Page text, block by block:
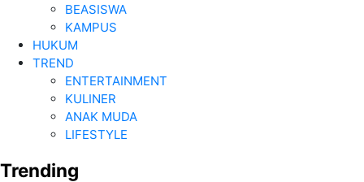
BEASISWA
KAMPUS
HUKUM
TREND
ENTERTAINMENT
KULINER
ANAK MUDA
LIFESTYLE
Trending